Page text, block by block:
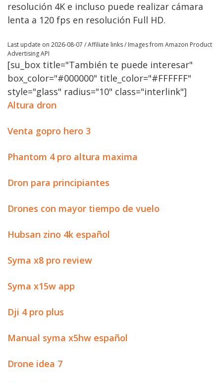
resolución 4K e incluso puede realizar cámara
lenta a 120 fps en resolución Full HD.
Last update on 2026-08-07 / Affiliate links / Images from Amazon Product
Advertising API
[su_box title="También te puede interesar"
box_color="#000000" title_color="#FFFFFF"
style="glass" radius="10" class="interlink"]
Altura dron
Venta gopro hero 3
Phantom 4 pro altura maxima
Dron para principiantes
Drones con mayor tiempo de vuelo
Hubsan zino 4k español
Syma x8 pro review
Syma x15w app
Dji 4 pro plus
Manual syma x5hw español
Drone idea 7